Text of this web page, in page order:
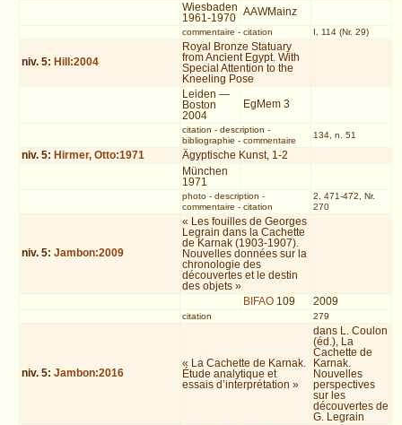
Wiesbaden
1961-1970 AAWMainz
commentaire - citation I, 114 (Nr. 29)
niv. 5: Hill:2004
Royal Bronze Statuary
from Ancient Egypt. With
Special Attention to the
Kneeling Pose
Leiden —
Boston
2004
EgMem 3
citation - description -
bibliographie - commentaire
134, n. 51
niv. 5: Hirmer, Otto:1971
Ägyptische Kunst, 1-2
München
1971
photo- description -
commentaire - citation
2, 471-472, Nr.
270
niv. 5:Jambon:2009
« Les fouilles de Georges
Legrain dans la Cachette
de Karnak (1903-1907).
Nouvelles données sur la
chronologie des
découvertes et le destin
des objets »
BIFAO 109 2009
citation 279
niv. 5:Jambon:2016
« La Cachette de Karnak.
Étude analytique et
essais d’interprétation »
dans L. Coulon
(éd.), La
Cachette de
Karnak.
Nouvelles
perspectives
sur les
découvertes de
G. Legrain